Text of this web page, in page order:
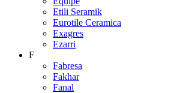
Etili Seramik
Eurotile Ceramica
Exagres
Ezarri
F
Fabresa
Fakhar
Fanal